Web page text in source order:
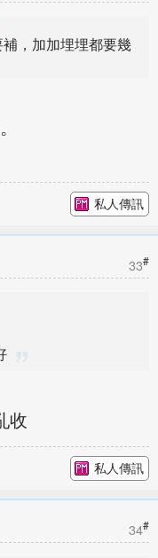
，加加埋埋都要幾
私人傳訊
33#
收
私人傳訊
34#